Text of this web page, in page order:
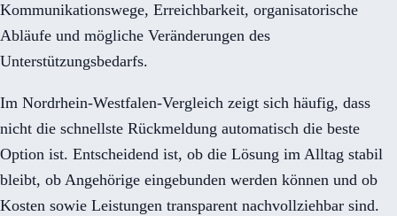
Kommunikationswege, Erreichbarkeit, organisatorische
Abläufe und mögliche Veränderungen des
Unterstützungsbedarfs.
Im Nordrhein-Westfalen-Vergleich zeigt sich häufig, dass
nicht die schnellste Rückmeldung automatisch die beste
Option ist. Entscheidend ist, ob die Lösung im Alltag stabil
bleibt, ob Angehörige eingebunden werden können und ob
Kosten sowie Leistungen transparent nachvollziehbar sind.